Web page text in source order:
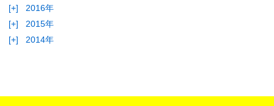
[+]
2016年
[+]
2015年
[+]
2014年